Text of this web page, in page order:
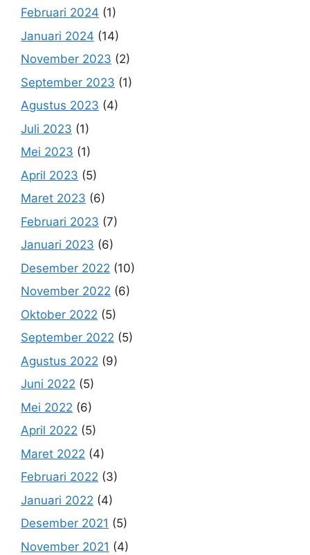
Februari 2024 (1)
Januari 2024 (14)
November 2023 (2)
September 2023 (1)
Agustus 2023 (4)
Juli 2023 (1)
Mei 2023 (1)
April 2023 (5)
Maret 2023 (6)
Februari 2023 (7)
Januari 2023 (6)
Desember 2022 (10)
November 2022 (6)
Oktober 2022 (5)
September 2022 (5)
Agustus 2022 (9)
Juni 2022 (5)
Mei 2022 (6)
April 2022 (5)
Maret 2022 (4)
Februari 2022 (3)
Januari 2022 (4)
Desember 2021 (5)
November 2021 (4)